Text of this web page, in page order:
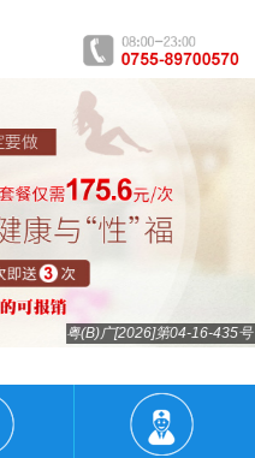
粤(B)广[2026]第04-16-435号